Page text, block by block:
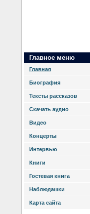
Главное меню
Главная
Биография
Тексты рассказов
Скачать аудио
Видео
Концерты
Интервью
Книги
Гостевая книга
Наблюдашки
Карта сайта